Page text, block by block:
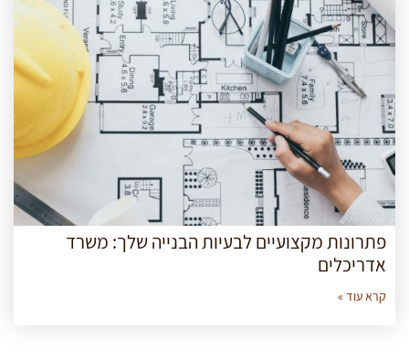
פתרונות מקצועיים לבעיות הבנייה שלך: משרד
אדריכלים
קרא עוד »